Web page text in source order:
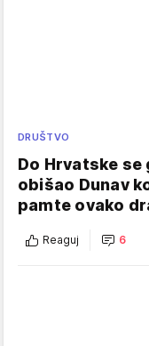
DRUŠTVO
Do Hrvatske se
obišao Dunav
pamte ovako
Reaguj 6